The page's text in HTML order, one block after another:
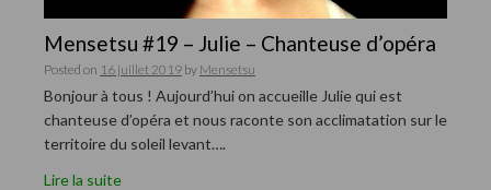
Mensetsu #19 – Julie – Chanteuse d’opéra
Posted on 16 juillet 2019 by Mensetsu
Bonjour à tous ! Aujourd’hui on accueille Julie qui est
chanteuse d’opéra et nous raconte son acclimatation sur le
territoire du soleil levant….
Lire la suite